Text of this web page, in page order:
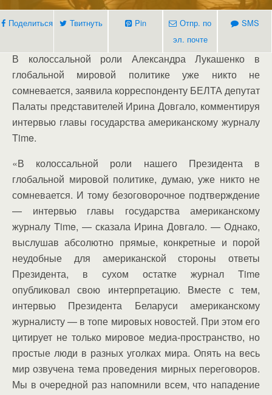
Поделиться Твитнуть Pin
Отпр. по
эл. почте
SMS
В колоссальной роли Александра Лукашенко в
глобальной мировой политике уже никто не
сомневается, заявила корреспонденту БЕЛТА депутат
Палаты представителей Ирина Довгало, комментируя
интервью главы государства американскому журналу
Time.
«В колоссальной роли нашего Президента в
глобальной мировой политике, думаю, уже никто не
сомневается. И тому безоговорочное подтверждение
— интервью главы государства американскому
журналу Time, — сказала Ирина Довгало. — Однако,
выслушав абсолютно прямые, конкретные и порой
неудобные для американской стороны ответы
Президента, в сухом остатке журнал Time
опубликовал свою интерпретацию. Вместе с тем,
интервью Президента Беларуси американскому
журналисту — в топе мировых новостей. При этом его
цитирует не только мировое медиа-пространство, но
простые люди в разных уголках мира. Опять на весь
мир озвучена тема проведения мирных переговоров.
Мы в очередной раз напомнили всем, что нападение